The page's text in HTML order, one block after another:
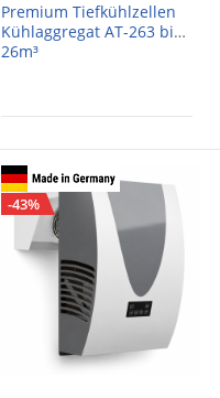
Premium Tiefkühlzellen
Kühlaggregat AT-263 bis
26m³
-43%